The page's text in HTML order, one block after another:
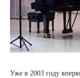
Уже в 2003 году